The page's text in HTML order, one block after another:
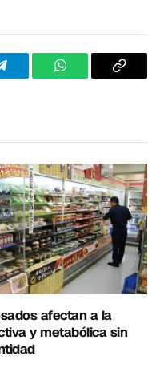
TelegramWhatsAppCopiar
afectan a la
y metabólica sin